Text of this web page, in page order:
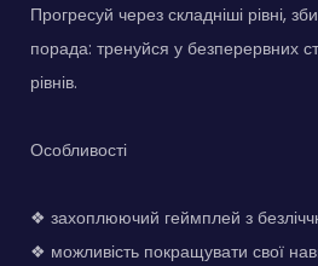
Прогресуй через складніші рівні,
порада: тренуйся у безперервних
рівнів.
Особливості
❖ захоплюючий геймплей з
❖ можливість покращувати свої